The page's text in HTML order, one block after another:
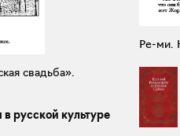
свадьба».
русской культуре
Ре-ми.